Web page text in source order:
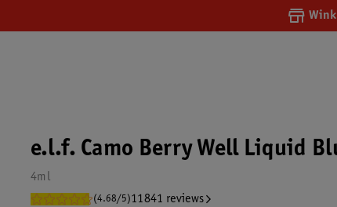
e.l.f. Camo Berry Well Liquid
4ml
(4.68/5)11841 reviews